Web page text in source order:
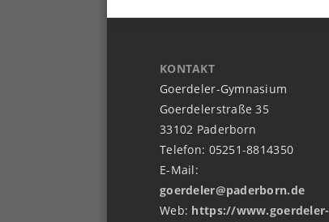
KONTAKT
Goerdeler-Gymnasium
Goerdelerstraße 35
33102 Paderborn
Telefon: 05251-8814350
E-Mail:
goerdeler@paderborn.de
Web: https://www.goerdeler-